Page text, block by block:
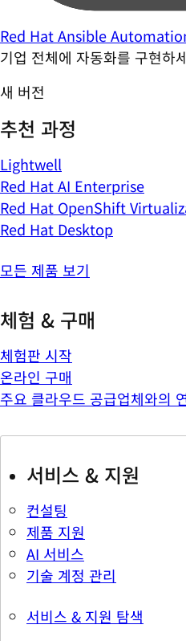
Red Hat Ansible
기업 전체에 자동화를 구현하
새 버전
추천 과정
Lightwell
Red Hat AI Enterprise
Red Hat OpenShift
Red Hat Desktop
모든 제품 보기
체험 & 구매
체험판 시작
온라인 구매
주요 클라우드 공급업체와의
서비스 & 지원
컨설팅
제품 지원
AI 서비스
기술 계정 관리
서비스 & 지원 탐색